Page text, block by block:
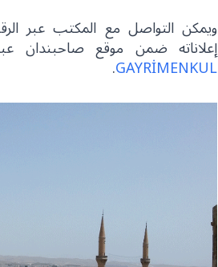
إعلاناته ضمن موقع صاحبندان
GAYRİMENKUL
.